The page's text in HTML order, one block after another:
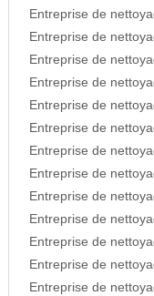
Entreprise de
Entreprise de
Entreprise de
Entreprise de
Entreprise de
Entreprise de
Entreprise de
Entreprise de
Entreprise de
Entreprise de
Entreprise de
Entreprise de
Entreprise de